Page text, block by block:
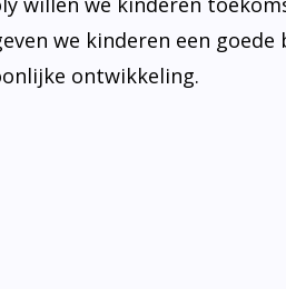
we kinderen een goede
ontwikkeling.